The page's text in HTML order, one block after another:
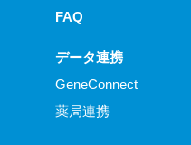
FAQ
データ連携
GeneConnect
薬局連携